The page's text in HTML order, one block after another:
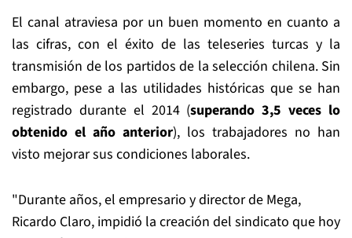
El canal atraviesa por un buen momento en cuanto a
las cifras, con el éxito de las teleseries turcas y la
transmisión de los partidos de la selección chilena. Sin
embargo, pese a las utilidades históricas que se han
registrado durante el 2014 (superando 3,5 veces lo
obtenido el año anterior), los trabajadores no han
visto mejorar sus condiciones laborales.
"Durante años, el empresario y director de Mega,
Ricardo Claro, impidió la creación del sindicato que hoy